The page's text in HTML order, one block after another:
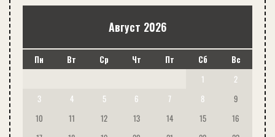
Август 2026
Пн Вт Ср Чт Пт Сб
Вс
1
2
3
4 5 6 7 8
9
10
11 12 13 14 15
16